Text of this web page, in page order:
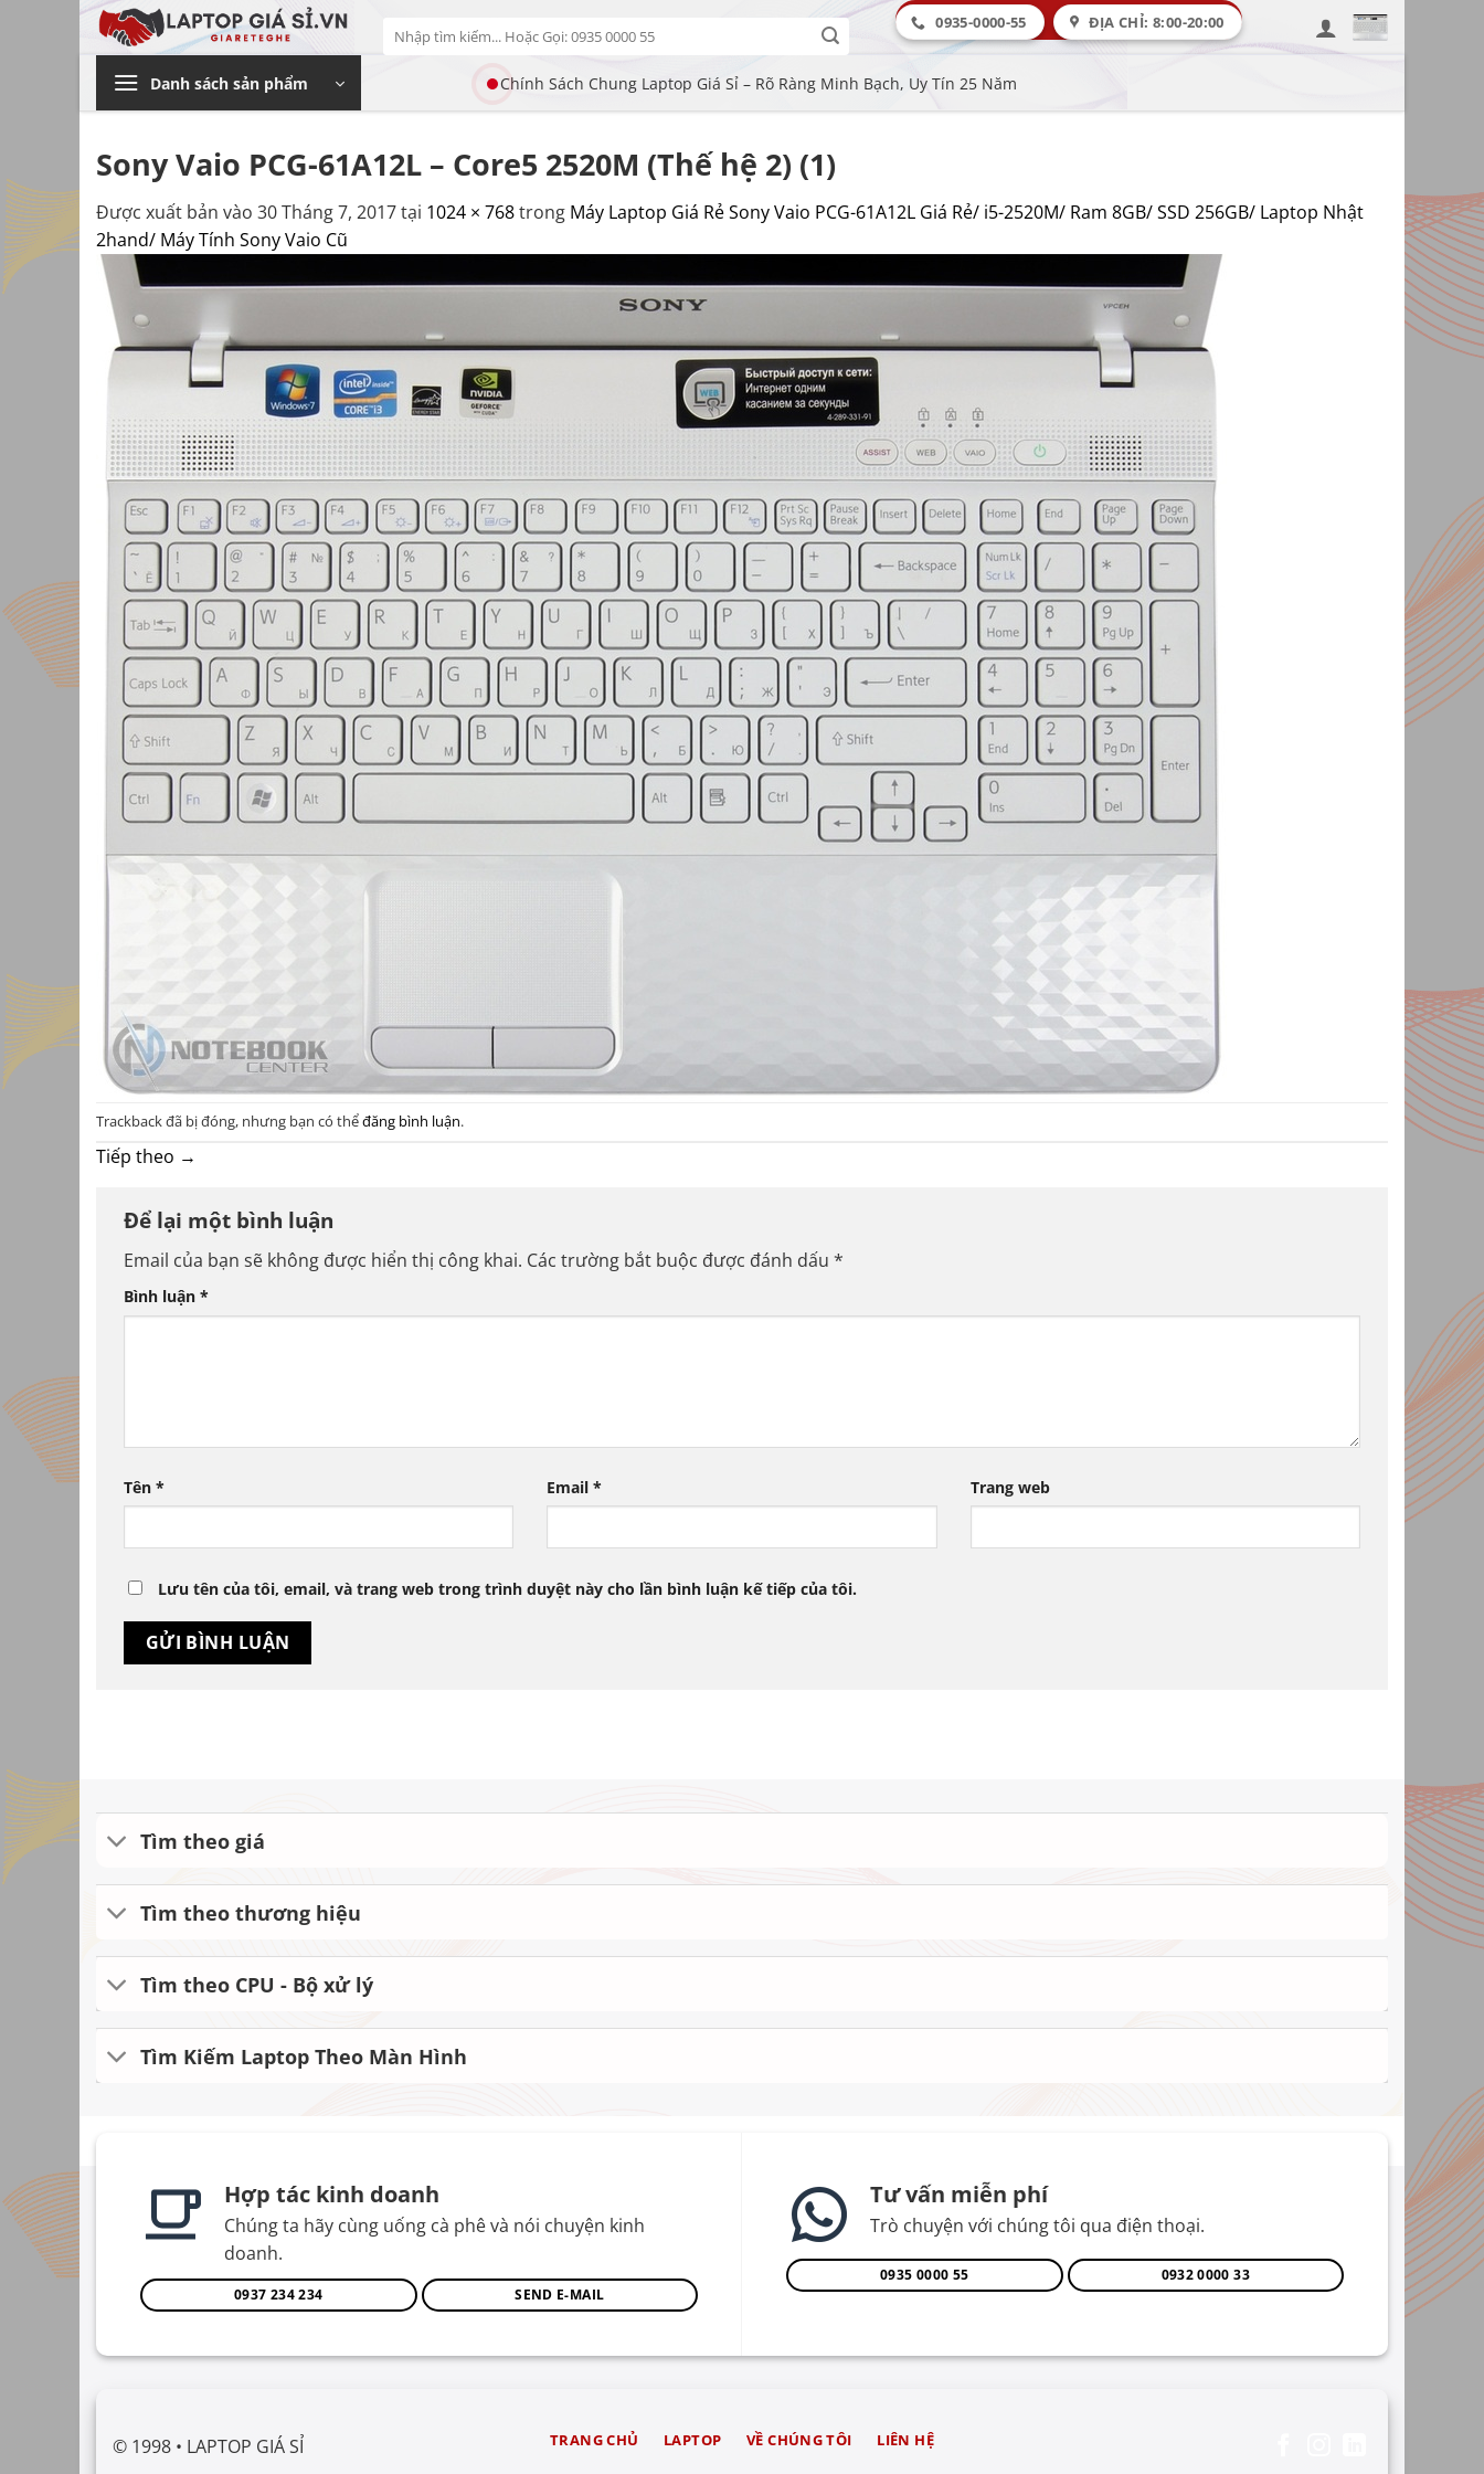
Bỏ
qua
dung
Tìm
kiếm:
0935-0000-55 ĐỊA CHỈ: 8:00-20:00
Danh sách sản phẩm Chính Sách Chung Laptop Giá Sỉ – Rõ Ràng Minh Bạch, Uy Tín 25 Năm
Sony Vaio PCG-61A12L – Core5 2520M (Thế hệ 2) (1)
Được xuất bản vào 30 Tháng 7, 2017tại 1024 × 768trong Máy Laptop Giá Rẻ Sony Vaio PCG-61A12L Giá Rẻ/ i5-2520M/ Ram 8GB/ SSD 256GB/ Laptop Nhật
2hand/ Máy Tính Sony Vaio Cũ
Trackback đã bị đóng, nhưng bạn có thểđăng bình luận.
Tiếp theo →
Để lại một bình luận
Email của bạn sẽ không được hiển thị công khai. Các trường bắt buộc được đánh dấu *
Bình luận *
Tên * Email* Trang web
Lưu tên của tôi, email, và trang web trong trình duyệt này cho lần bình luận kế tiếp của tôi.
Tìm theo giá
Tìm theo thương hiệu
Tìm theo CPU - Bộ xử lý
Tìm Kiếm Laptop Theo Màn Hình
Hợp tác kinh doanh
Chúng ta hãy cùng uống cà phê và nói chuyện kinh
doanh.
0937 234 234 SEND E-MAIL
Tư vấn miễn phí
Trò chuyện với chúng tôi qua điện thoại.
0935 0000 55 0932 0000 33
© 1998 • LAPTOP GIÁ SỈ TRANG CHỦ LAPTOP VỀ CHÚNG TÔI LIÊN HỆ